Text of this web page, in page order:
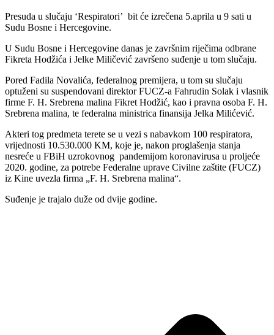
Presuda u slučaju ‘Respiratori’ bit će izrečena 5.aprila u 9 sati u
Sudu Bosne i Hercegovine.
U Sudu Bosne i Hercegovine danas je završnim riječima odbrane
Fikreta Hodžića i Jelke Miličević završeno suđenje u tom slučaju.
Pored Fadila Novalića, federalnog premijera, u tom su slučaju
optuženi su suspendovani direktor FUCZ-a Fahrudin Solak i vlasnik
firme F. H. Srebrena malina Fikret Hodžić, kao i pravna osoba F. H.
Srebrena malina, te federalna ministrica finansija Jelka Milićević.
Akteri tog predmeta terete se u vezi s nabavkom 100 respiratora,
vrijednosti 10.530.000 KM, koje je, nakon proglašenja stanja
nesreće u FBiH uzrokovnog pandemijom koronavirusa u proljeće
2020. godine, za potrebe Federalne uprave Civilne zaštite (FUCZ)
iz Kine uvezla firma „F. H. Srebrena malina“.
Suđenje je trajalo duže od dvije godine.